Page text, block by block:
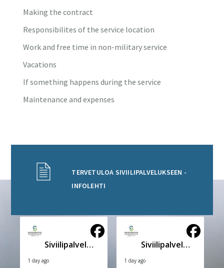
Making the contract
Responsibilites of the service location
Work and free time in non-military service
Vacations
If something happens during the service
Maintenance and expenses
TERVETULOA SIVIILIPALVELUKSEEN -
INFOLEHTI
Siviilipalveluskeskus
1 day ago
Siviilipalveluskeskus
1 day ago